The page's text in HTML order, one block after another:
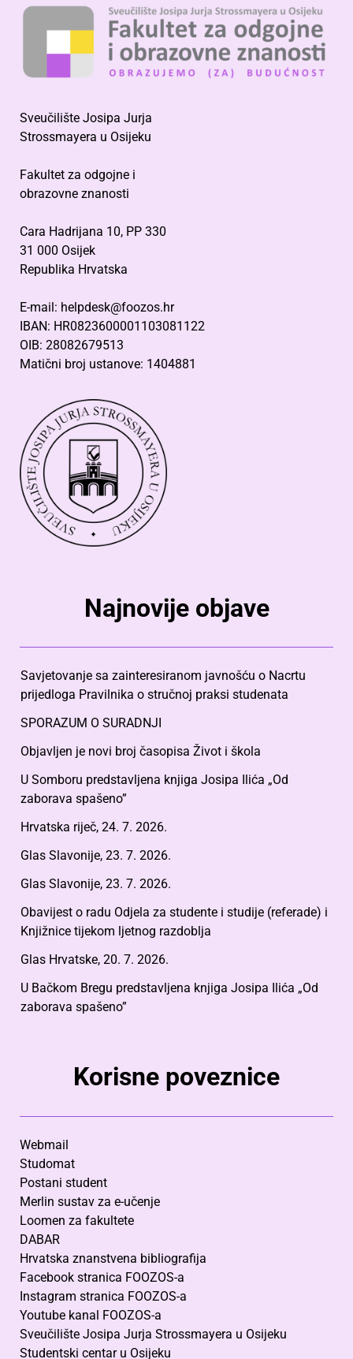
Sveučilište Josipa Jurja
Strossmayera u Osijeku
Fakultet za odgojne i
obrazovne znanosti
Cara Hadrijana 10, PP 330
31 000 Osijek
Republika Hrvatska
E-mail: helpdesk@foozos.hr
IBAN: HR0823600001103081122
OIB: 28082679513
Matični broj ustanove: 1404881
Najnovije objave
Savjetovanje sa zainteresiranom javnošću o Nacrtu
prijedloga Pravilnika o stručnoj praksi studenata
SPORAZUM O SURADNJI
Objavljen je novi broj časopisa Život i škola
U Somboru predstavljena knjiga Josipa Ilića „Od
zaborava spašeno”
Hrvatska riječ, 24. 7. 2026.
Glas Slavonije, 23. 7. 2026.
Glas Slavonije, 23. 7. 2026.
Obavijest o radu Odjela za studente i studije (referade) i
Knjižnice tijekom ljetnog razdoblja
Glas Hrvatske, 20. 7. 2026.
U Bačkom Bregu predstavljena knjiga Josipa Ilića „Od
zaborava spašeno”
Korisne poveznice
Webmail
Studomat
Postani student
Merlin sustav za e-učenje
Loomen za fakultete
DABAR
Hrvatska znanstvena bibliografija
Facebook stranica FOOZOS-a
Instagram stranica FOOZOS-a
Youtube kanal FOOZOS-a
Sveučilište Josipa Jurja Strossmayera u Osijeku
Studentski centar u Osijeku